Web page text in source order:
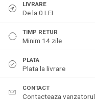
LIVRARE
De la 0 LEI
TIMP RETUR
Minim 14 zile
PLATA
Plata la livrare
CONTACT
Contacteaza vanzatorul